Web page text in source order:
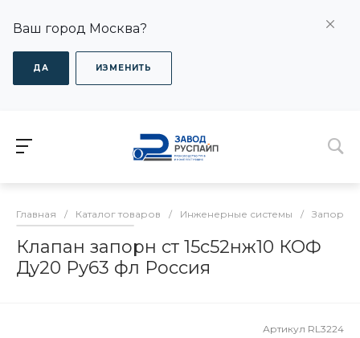
Ваш город Москва?
ДА ИЗМЕНИТЬ
Главная / Каталог товаров / Инженерные системы /
Клапан запорн ст 15с52нж10 КОФ
Ду20 Ру63 фл Россия
Артикул RL3224